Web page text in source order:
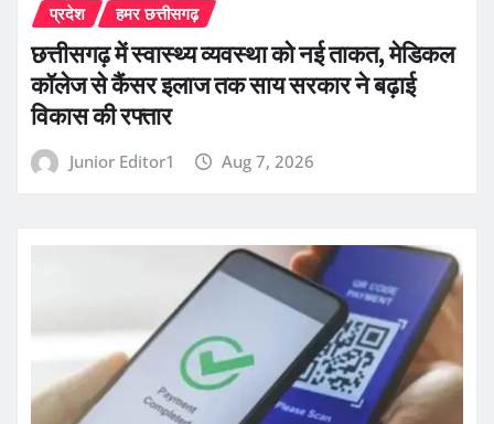
प्रदेश हमर छत्तीसगढ़
छत्तीसगढ़ में स्वास्थ्य व्यवस्था को नई ताकत, मेडिकल
कॉलेज से कैंसर इलाज तक साय सरकार ने बढ़ाई
विकास की रफ्तार
Junior Editor1 Aug 7, 2026